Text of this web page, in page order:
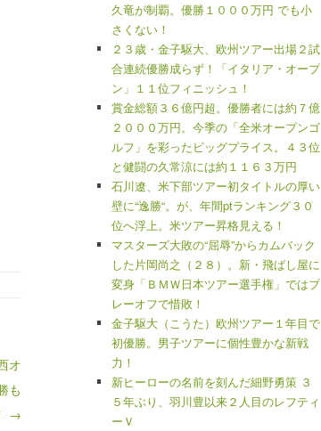
オ
も
→
久竜が制覇。優勝１０００万円 でも小
さくない！
２３歳・金子駆大、欧州ツアー出場２試
合連続優勝成らず！「イタリア・オープ
ン」１１位フィニッシュ！
賞金総額３６億円超。優勝者には約７億
２０００万円。今季の「全米オープンゴ
ルフ」を彩ったビッグプライス。４３位
と健闘の久常涼には約１１６３万円
石川遼、米下部ツアー初タイトルの厚い
壁に“逸勝“。が、年間ptランキング３０
位へ浮上。米ツアー昇格見える！
マスターズ大敗の“屈辱”からカムバック
した片岡尚之（２８）。新・飛ばし屋に
変身「ＢＭＷ日本ツアー選手権」ではプ
レーオフで惜敗！
金子駆大（こうた）欧州ツアー１年目で
初優勝。男子ツアーに個性豊かな新戦
力！
新ヒーローの名前を刻んだ細野勇策 ３
５年ぶり、羽川豊以来２人目のレフティ
ーＶ